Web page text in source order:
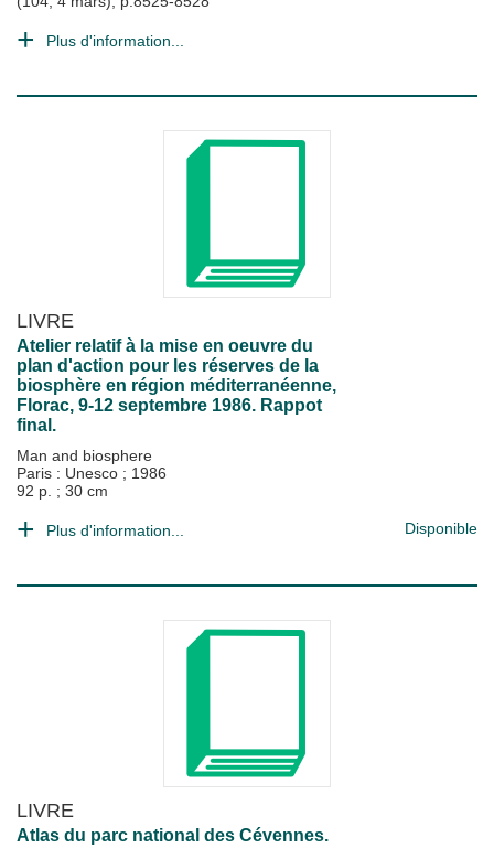
Plus d'information...
LIVRE
Atelier relatif à la mise en oeuvre du
plan d'action pour les réserves de la
biosphère en région méditerranéenne,
Florac, 9-12 septembre 1986. Rappot
final.
Man and biosphere
Paris : Unesco ; 1986
92 p. ; 30 cm
Plus d'information... Disponible
LIVRE
Atlas du parc national des Cévennes.